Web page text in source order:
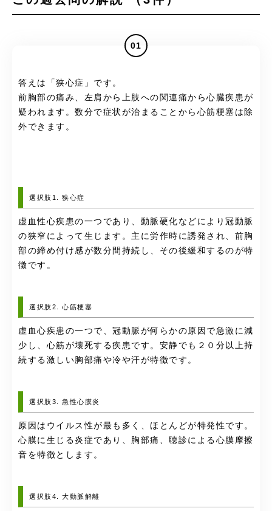
01
答えは「狭心症」です。
前胸部の痛み、左肩から上肢への関連痛から心臓疾患が
疑われます。数分で症状が治まることから心筋梗塞は除
外できます。
選択肢1. 狭心症
虚血性心疾患の一つであり、動脈硬化などにより冠動脈
の狭窄によって生じます。主に労作時に誘発され、前胸
部の締め付け感が数分間持続し、その後緩和するのが特
徴です。
選択肢2. 心筋梗塞
虚血心疾患の一つで、冠動脈が何らかの原因で急激に減
少し、心筋が壊死する疾患です。安静でも２０分以上持
続する激しい胸部痛や冷や汗が特徴です。
選択肢3. 急性心膜炎
原因はウイルス性が最も多く、ほとんどが特発性です。
心膜に生じる炎症であり、胸部痛、聴診による心膜摩擦
音を特徴とします。
選択肢4. 大動脈解離